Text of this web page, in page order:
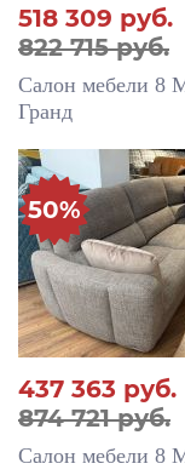
518 309 руб.
822 715 руб.
Салон мебели 8
Гранд
437 363 руб.
874 721 руб.
50%
Салон мебели 8